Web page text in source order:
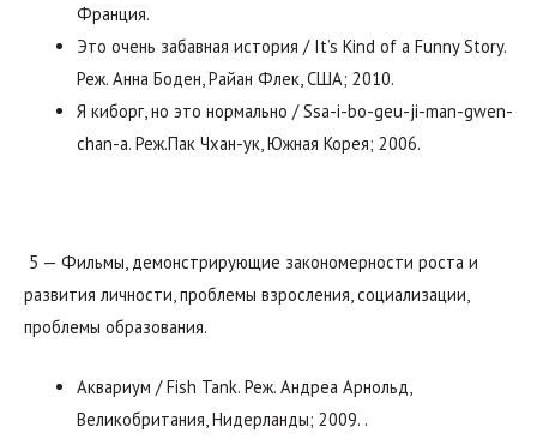
Франция.
Это очень забавная история / It’s Kind of a Funny Story.
Реж. Анна Боден, Райан Флек, США; 2010.
Я киборг, но это нормально / Ssa-i-bo-geu-ji-man-gwen-
chan-a. Реж.Пак Чхан-ук, Южная Корея; 2006.
5 — Фильмы, демонстрирующие закономерности роста и
развития личности, проблемы взросления, социализации,
проблемы образования.
Аквариум / Fish Tank. Реж. Андреа Арнольд,
Великобритания, Нидерланды; 2009. .